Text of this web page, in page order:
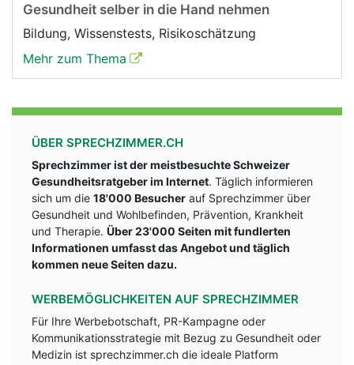
Gesundheit selber in die Hand nehmen
Bildung, Wissenstests, Risikoschätzung
Mehr zum Thema
ÜBER SPRECHZIMMER.CH
Sprechzimmer ist der meistbesuchte Schweizer
Gesundheitsratgeber im Internet. Täglich informieren
sich um die 18'000 Besucher auf Sprechzimmer über
Gesundheit und Wohlbefinden, Prävention, Krankheit
und Therapie. Über 23'000 Seiten mit fundlerten
Informationen umfasst das Angebot und täglich
kommen neue Seiten dazu.
WERBEMÖGLICHKEITEN AUF SPRECHZIMMER
Für Ihre Werbebotschaft, PR-Kampagne oder
Kommunikationsstrategie mit Bezug zu Gesundheit oder
Medizin ist sprechzimmer.ch die ideale Platform